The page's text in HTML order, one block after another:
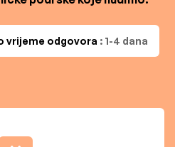
vrijeme odgovora : 1-4 dana